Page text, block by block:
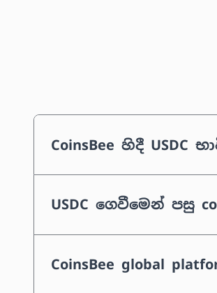
CoinsBee හිදී
USDC ගෙවීමෙන් පසු
CoinsBee global